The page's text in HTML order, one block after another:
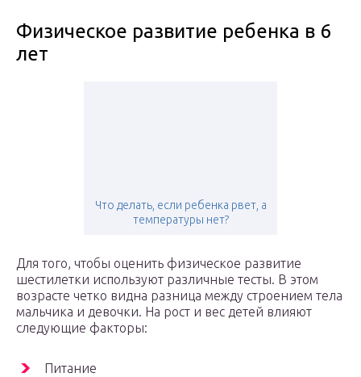
Физическое развитие ребенка в 6
лет
Что делать, если ребенка рвет, а
температуры нет?
Для того, чтобы оценить физическое развитие
шестилетки используют различные тесты. В этом
возрасте четко видна разница между строением тела
мальчика и девочки. На рост и вес детей влияют
следующие факторы:
Питание